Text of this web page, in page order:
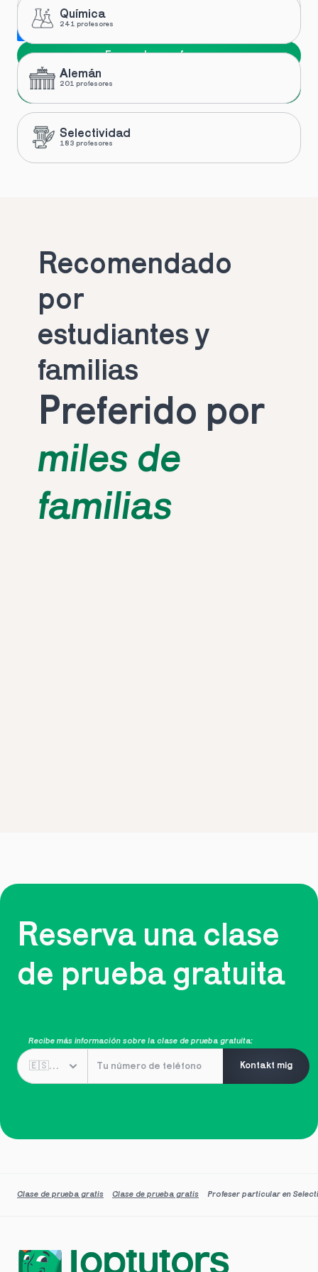
Encuentra profesor
Química
241 profesores
Alemán
201 profesores
Selectividad
183 profesores
Recomendado
por
estudiantes y
familias
Preferido por
miles de
familias
Reserva una clase
de prueba gratuita
Recibe más información sobre la clase de prueba gratuita:
Kontakt mig
Clase de prueba gratis Clase de prueba gratis Profeser particular en